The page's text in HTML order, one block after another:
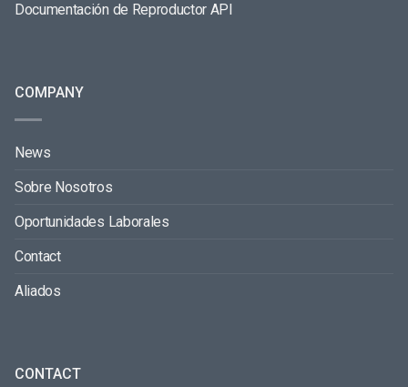
Documentación de Reproductor API
COMPANY
News
Sobre Nosotros
Oportunidades Laborales
Contact
Aliados
CONTACT